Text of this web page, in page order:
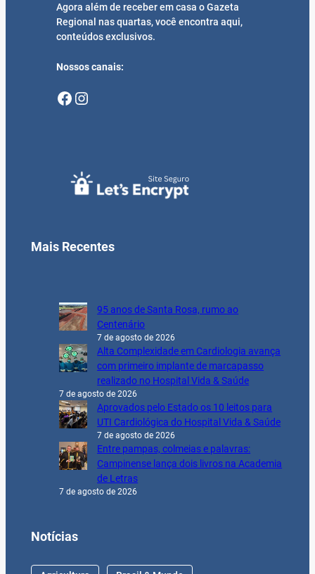
Agora além de receber em casa o Gazeta
Regional nas quartas, você encontra aqui,
conteúdos exclusivos.
Nossos canais:
Facebook Instagram
Mais Recentes
95 anos de Santa Rosa, rumo ao
Centenário
7 de agosto de 2026
Alta Complexidade em Cardiologia avança
com primeiro implante de marcapasso
realizado no Hospital Vida & Saúde
7 de agosto de 2026
Aprovados pelo Estado os 10 leitos para
UTI Cardiológica do Hospital Vida & Saúde
7 de agosto de 2026
Entre pampas, colmeias e palavras:
Campinense lança dois livros na Academia
de Letras
7 de agosto de 2026
Notícias